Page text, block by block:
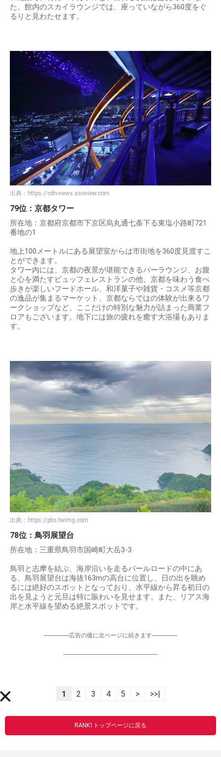
た、館内のスカイラウンジでは、座っていながら360度をぐ
るりと見わたせます。
出典： https://cdn-news.asoview.com
79位：京都タワー
所在地：京都府京都市下京区烏丸通七条下る東塩小路町721
番地の1
地上100メートルにある展望室からは市街地を360度見渡すこ
とができます。
タワー内には、京都の夜景が堪能できるバーラウンジ、お腹
と心を満たすビュッフェレストランの他、京都を味わう食べ
歩きが楽しいフードホール、和洋菓子や雑貨・コスメ等京都
の逸品が集まるマーケット、京都ならではの体験が出来るワ
ークショップなど、ここだけの特別な魅力が詰まった商業フ
ロアもございます。地下には旅の疲れを癒す大浴場もありま
す。
出典： https://pbs.twimg.com
78位：鳥羽展望台
所在地：三重県鳥羽市国崎町大岳3-3
鳥羽と志摩を結ぶ、海岸沿いを走るパールロードの中にあ
る、鳥羽展望台は海抜163mの高台に位置し、日の出を眺め
るには絶好のスポットとなっており、水平線から昇る初日の
出を見ようと元旦は特に賑わいを見せます。また、リアス海
岸と水平線を望める絶景スポットです。
-----------------広告の後に次ページに続きます-----------------
----------------------------------------------------------------
1 2 3 4 5 > >>|
RANK1トップページに戻る